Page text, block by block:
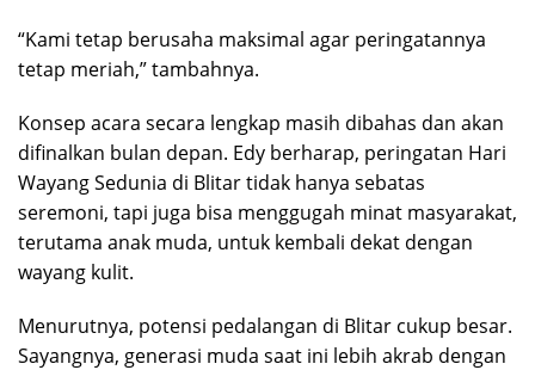
“Kami tetap berusaha maksimal agar peringatannya
tetap meriah,” tambahnya.
Konsep acara secara lengkap masih dibahas dan akan
difinalkan bulan depan. Edy berharap, peringatan Hari
Wayang Sedunia di Blitar tidak hanya sebatas
seremoni, tapi juga bisa menggugah minat masyarakat,
terutama anak muda, untuk kembali dekat dengan
wayang kulit.
Menurutnya, potensi pedalangan di Blitar cukup besar.
Sayangnya, generasi muda saat ini lebih akrab dengan